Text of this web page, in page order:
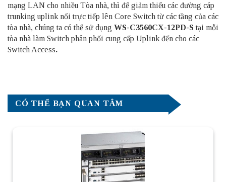
mạng LAN cho nhiều Tòa nhà, thì để giảm thiểu các đường cáp
trunking uplink nối trực tiếp lên Core Switch từ các tầng của các
tòa nhà, chúng ta có thể sử dụng WS-C3560CX-12PD-Stại mỗi
tòa nhà làm Switch phân phối cung cấp Uplink đến cho các
Switch Access.
CÓ THỂ BẠN QUAN TÂM